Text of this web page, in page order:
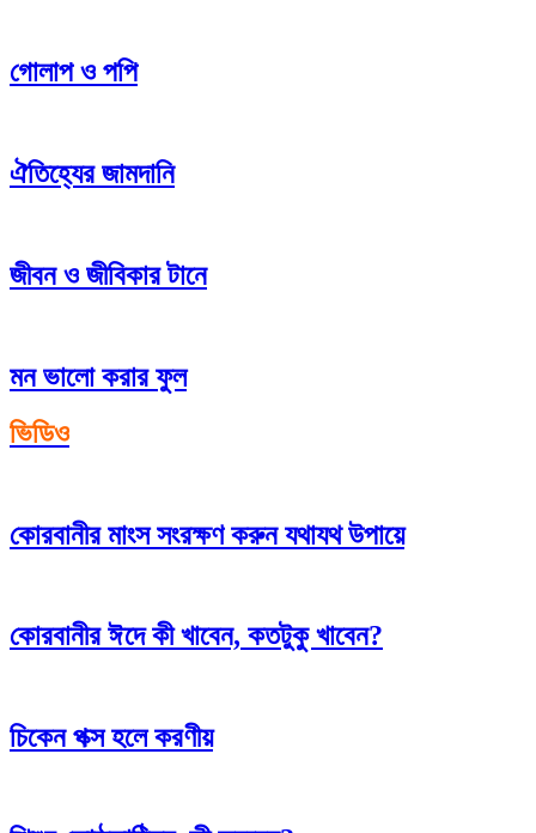
গোলাপ ও পপি
ঐতিহ্যের জামদানি
জীবন ও জীবিকার টানে
মন ভালো করার ফুল
ভিডিও
কোরবানীর মাংস সংরক্ষণ করুন যথাযথ উপায়ে
কোরবানীর ঈদে কী খাবেন, কতটুকু খাবেন?
চিকেন পক্স হলে করণীয়